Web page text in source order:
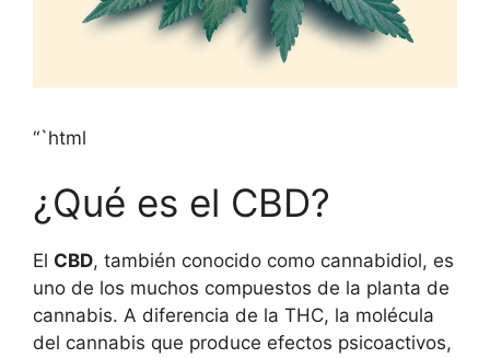
“`html
¿Qué es el CBD?
El CBD, también conocido como cannabidiol, es
uno de los muchos compuestos de la planta de
cannabis. A diferencia de la THC, la molécula
del cannabis que produce efectos psicoactivos,